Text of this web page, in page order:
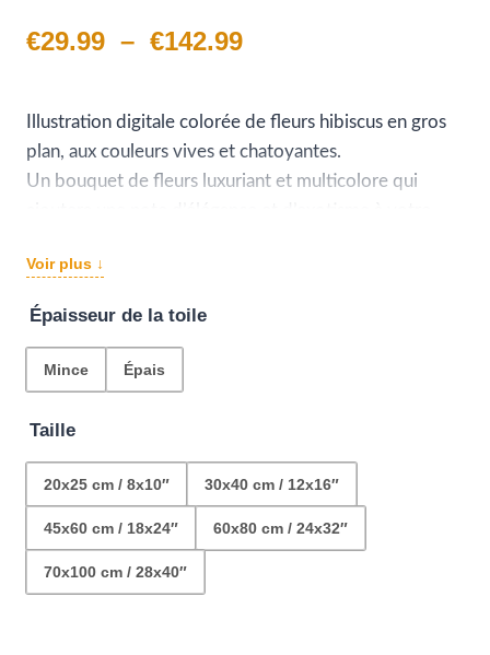
€29.99 – €142.99Plage
prix :
€29.99
Illustration digitale colorée de fleurs hibiscus en gros
plan, aux couleurs vives et chatoyantes.
Un bouquet de fleurs luxuriant et multicolore qui
Voir plus ↓
Épaisseur de la toile
Mince Épais
Taille
20x25 cm / 8x10″ 30x40 cm / 12x16″
45x60 cm / 18x24″ 60x80 cm / 24x32″
70x100 cm / 28x40″